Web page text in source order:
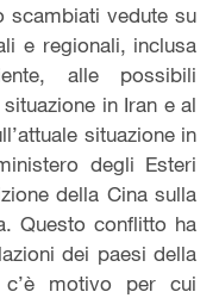
scambiati vedute su
e regionali, inclusa
alle possibili
in Iran e al
situazione in
degli Esteri
della Cina sulla
Questo conflitto ha
dei paesi della
motivo per cui